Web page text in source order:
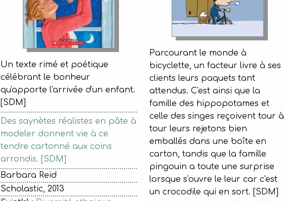
Un texte rimé et poétique
célébrant le bonheur
qu'apporte l'arrivée d'un enfant.
[SDM]
Des saynètes réalistes en pâte à
modeler donnent vie à ce
tendre cartonné aux coins
arrondis. [SDM]
Barbara Reid
Scholastic, 2013
Parcourant le monde à
bicyclette, un facteur livre à ses
clients leurs paquets tant
attendus. C'est ainsi que la
famille des hippopotames et
celle des singes reçoivent tour à
tour leurs rejetons bien
emballés dans une boîte en
carton, tandis que la famille
pingouin a toute une surprise
lorsque s'ouvre le leur car c'est
un crocodile qui en sort. [SDM]